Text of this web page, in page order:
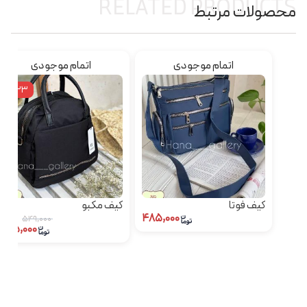
محصولات مرتبط
RELATED PRODUCTS
اتمام موجودی
کیف فوتا
اتمام موجودی
٪23
کیف مکبو
۵۴۹,۰۰۰